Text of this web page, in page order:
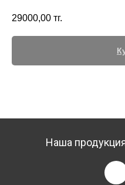
29000,00 тг.
Наша